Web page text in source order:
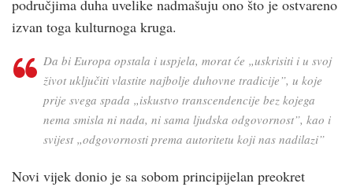
područjima duha uvelike nadmašuju ono što je ostvareno
izvan toga kulturnoga kruga.
Da bi Europa opstala i uspjela, morat će „uskrisiti i u svoj
život uključiti vlastite najbolje duhovne tradicije”, u koje
prije svega spada „iskustvo transcendencije bez kojega
nema smisla ni nada, ni sama ljudska odgovornost”, kao i
svijest „odgovornosti prema autoritetu koji nas nadilazi”
Novi vijek donio je sa sobom principijelan preokret